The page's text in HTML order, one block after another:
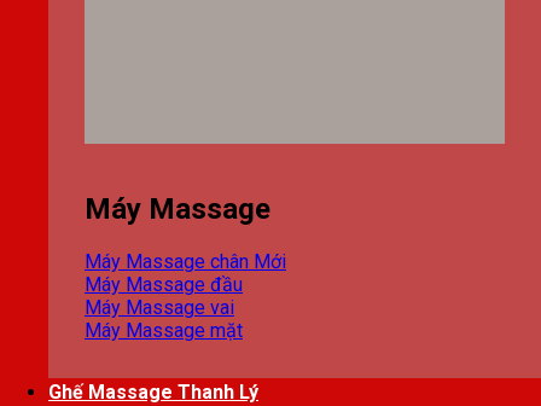
Máy Massage
Máy Massage chân
Máy Massage đầu
Máy Massage vai
Máy Massage mặt
Ghế Massage Thanh Lý